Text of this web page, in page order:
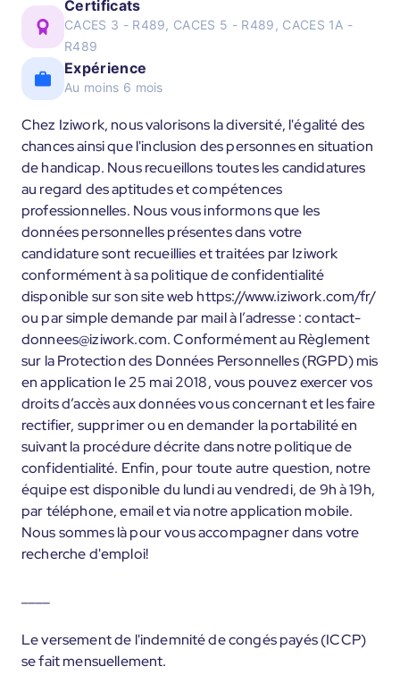
Certificats
CACES 3 - R489, CACES 5 - R489, CACES 1A -
R489
Expérience
Au moins 6 mois
Chez Iziwork, nous valorisons la diversité, l'égalité des
chances ainsi que l'inclusion des personnes en situation
de handicap. Nous recueillons toutes les candidatures
au regard des aptitudes et compétences
professionnelles. Nous vous informons que les
données personnelles présentes dans votre
candidature sont recueillies et traitées par Iziwork
conformément à sa politique de confidentialité
disponible sur son site web https://www.iziwork.com/fr/
ou par simple demande par mail à l’adresse : contact-
donnees@iziwork.com. Conformément au Règlement
sur la Protection des Données Personnelles (RGPD) mis
en application le 25 mai 2018, vous pouvez exercer vos
droits d’accès aux données vous concernant et les faire
rectifier, supprimer ou en demander la portabilité en
suivant la procédure décrite dans notre politique de
confidentialité. Enfin, pour toute autre question, notre
équipe est disponible du lundi au vendredi, de 9h à 19h,
par téléphone, email et via notre application mobile.
Nous sommes là pour vous accompagner dans votre
recherche d'emploi!
Le versement de l'indemnité de congés payés (ICCP)
se fait mensuellement.